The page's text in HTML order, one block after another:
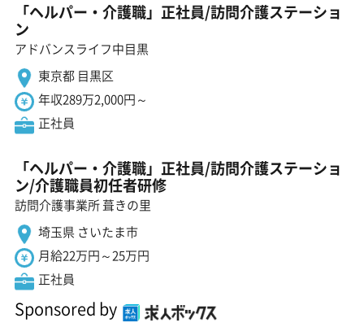
「ヘルパー・介護職」正社員/訪問介護ステーショ
ン
アドバンスライフ中目黒
東京都 目黒区
年収289万2,000円～
正社員
「ヘルパー・介護職」正社員/訪問介護ステーショ
ン/介護職員初任者研修
訪問介護事業所 葺きの里
埼玉県 さいたま市
月給22万円～25万円
正社員
Sponsored by